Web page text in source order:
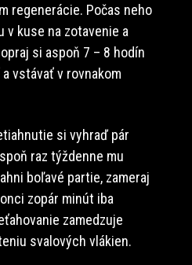
regenerácie. Počas neho
v kuse na zotavenie a
si aspoň 7 – 8 hodín
vstávať v rovnakom
si vyhraď pár
raz týždenne mu
boľavé partie, zameraj
zopár minút iba
zamedzuje
svalových vlákien.